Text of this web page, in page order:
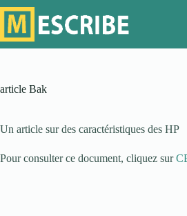
Passer
au
contenu
article Bak
Un article sur des caractéristiques des HP
Pour consulter ce document, cliquez sur